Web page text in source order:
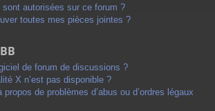
autorisées sur ce forum ?
toutes mes pièces jointes ?
de forum de discussions ?
X n’est pas disponible ?
de problèmes d’abus ou d’ordres légaux